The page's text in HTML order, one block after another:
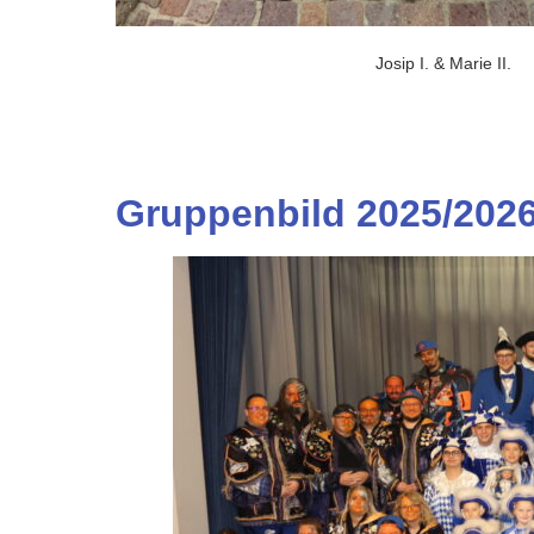
Josip I. & Marie II.
Gruppenbild 2025/